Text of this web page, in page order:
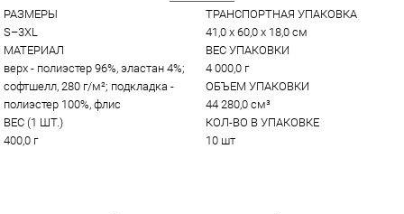
РАЗМЕРЫ
S–3XL
МАТЕРИАЛ
верх - полиэстер 96%, эластан 4%;
софтшелл, 280 г/м²; подкладка -
полиэстер 100%, флис
ВЕС (1 ШТ.)
400,0 г
ТРАНСПОРТНАЯ УПАКОВКА
41,0 x 60,0 x 18,0 см
ВЕС УПАКОВКИ
4 000,0 г
ОБЪЕМ УПАКОВКИ
44 280,0 см³
КОЛ-ВО В УПАКОВКЕ
10 шт